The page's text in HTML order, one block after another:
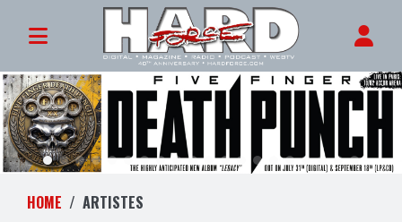
HOME ARTISTES